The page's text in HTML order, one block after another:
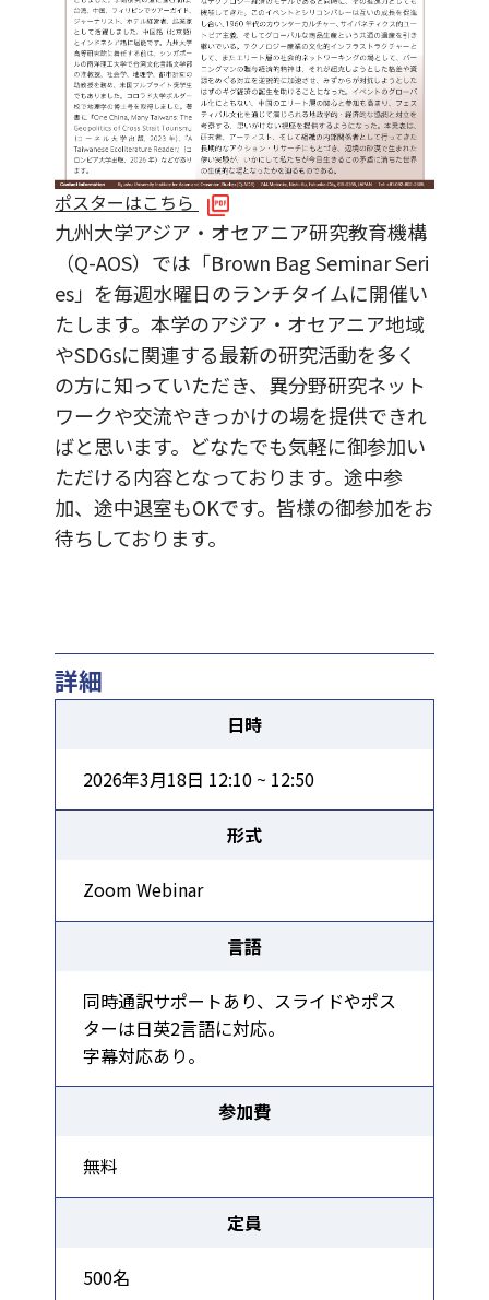
ポスターはこちら
九州大学アジア・オセアニア研究教育機構
（Q-AOS）では「Brown Bag Seminar Seri
es」を毎週水曜日のランチタイムに開催い
たします。本学のアジア・オセアニア地域
やSDGsに関連する最新の研究活動を多く
の方に知っていただき、異分野研究ネット
ワークや交流やきっかけの場を提供できれ
ばと思います。どなたでも気軽に御参加い
ただける内容となっております。途中参
加、途中退室もOKです。皆様の御参加をお
待ちしております。
詳細
日時
2026年3月18日 12:10 ~ 12:50
形式
Zoom Webinar
言語
同時通訳サポートあり、スライドやポス
ターは日英2言語に対応。
字幕対応あり。
参加費
無料
定員
500名